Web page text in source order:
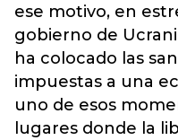
ese motivo, en
gobierno de
ha colocado las
impuestas a una
uno de esos
lugares donde la